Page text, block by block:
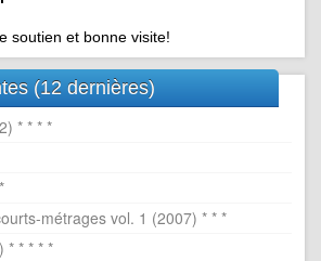
soutien et bonne visite!
(12 dernières)
* * * *
métrages vol. 1 (2007) * * *
* * * * *